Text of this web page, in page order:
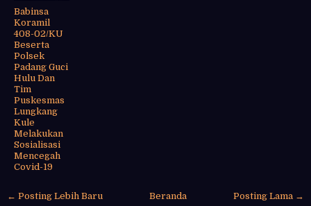
Babinsa
Koramil
408-02/KU
Beserta
Polsek
Padang Guci
Hulu Dan
Tim
Puskesmas
Lungkang
Kule
Melakukan
Sosialisasi
Mencegah
Covid-19
← Posting Lebih Baru Posting Lama →
Beranda